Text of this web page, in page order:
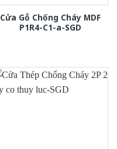
Cửa Gỗ Chống Cháy MDF
P1R4-C1-a-SGD